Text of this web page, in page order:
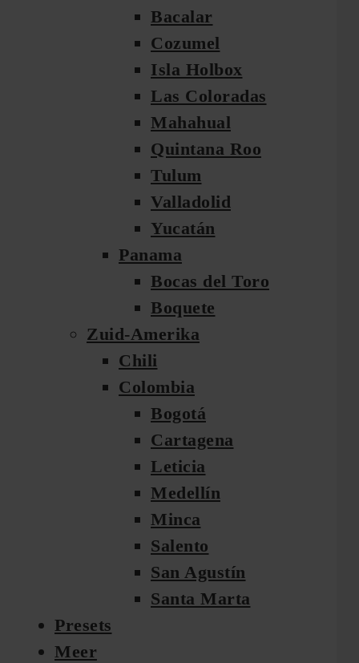
Bacalar
Cozumel
Isla Holbox
Las Coloradas
Mahahual
Quintana Roo
Tulum
Valladolid
Yucatán
Panama
Bocas del Toro
Boquete
Zuid-Amerika
Chili
Colombia
Bogotá
Cartagena
Leticia
Medellín
Minca
Salento
San Agustín
Santa Marta
Presets
Meer